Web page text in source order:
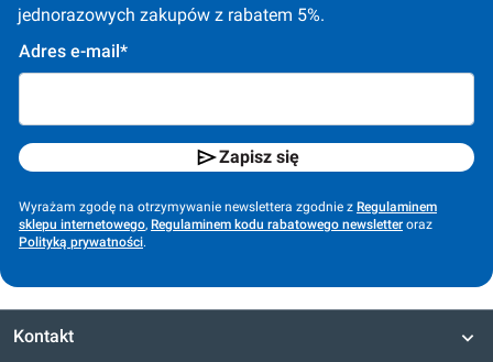
jednorazowych zakupów z rabatem 5%.
Adres e-mail*
Zapisz się
Wyrażam zgodę na otrzymywanie newslettera zgodnie z Regulaminem
sklepu internetowego, Regulaminem kodu rabatowego newsletter oraz
Polityką prywatności.
Kontakt